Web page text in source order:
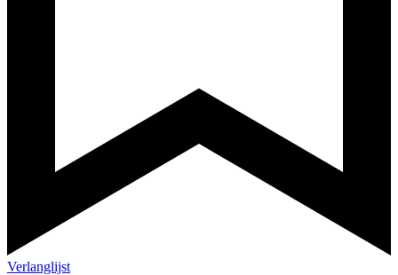
Verlanglijst